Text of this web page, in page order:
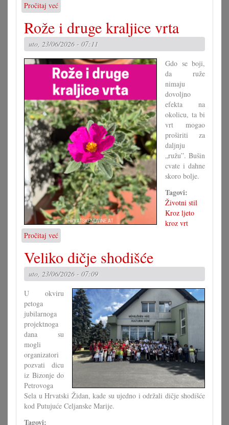
Pročitaj već
Djelatna
grupa
za
novi
zakon
Rože i druge kraljice vrta
uto, 23/06/2026 - 07:11
Gdo se boji,
da ruže
nimaju
dovoljno
efekta na
okolicu, ta bi
vrt mogao
proširiti za
daljnju
„ružu”. Bušin
cvate i dahne
skoro bolje.
Tagovi:
Životni stil
Kroz ljeto
kroz vrt
Pročitaj već
Rože
i
druge
kraljice
Veliko dičje shodišće
uto, 23/06/2026 - 07:09
U okviru
petoga
jubilarnoga
projektnoga
dana su
mogli
organizatori
pozvati dicu
iz Bizonje do
Petrovoga
Sela u Hrvatski Židan, kade su ujedno i održali dičje shodišće
kod Putujuće Celjanske Marije.
Tagovi: